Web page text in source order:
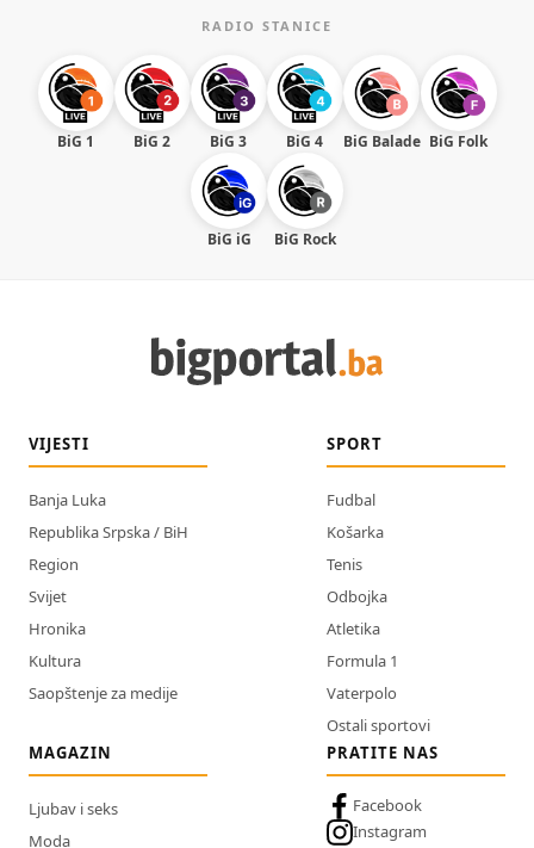
RADIO STANICE
BiG 1 BiG 2 BiG 3 BiG 4 BiG Balade BiG Folk
BiG iG BiG Rock
VIJESTI
Banja Luka
Republika Srpska / BiH
Region
Svijet
Hronika
Kultura
Saopštenje za medije
SPORT
Fudbal
Košarka
Tenis
Odbojka
Atletika
Formula 1
Vaterpolo
Ostali sportovi
MAGAZIN
Ljubav i seks
Moda
PRATITE NAS
Facebook
Instagram